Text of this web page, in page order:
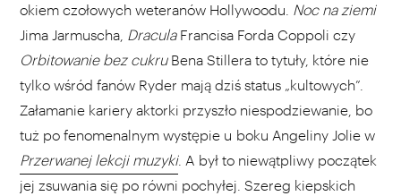
okiem czołowych weteranów Hollywoodu. Noc na ziemi
Jima Jarmuscha, DraculaFrancisa Forda Coppoli czy
Orbitowanie bez cukruBena Stillera to tytuły, które nie
tylko wśród fanów Ryder mają dziś status „kultowych”.
Załamanie kariery aktorki przyszło niespodziewanie, bo
tuż po fenomenalnym występie u boku Angeliny Jolie w
Przerwanej lekcji muzyki. A był to niewątpliwy początek
jej zsuwania się po równi pochyłej. Szereg kiepskich